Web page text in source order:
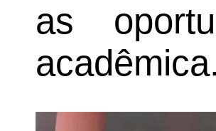
as
acadêmica.